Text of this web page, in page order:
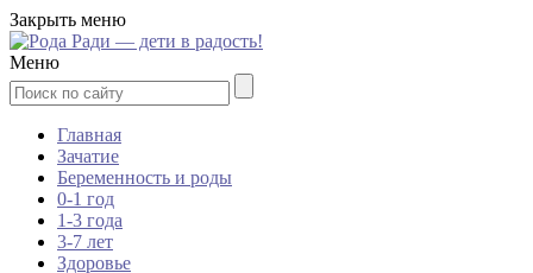
Закрыть меню
Меню
Главная
Зачатие
Беременность и роды
0-1 год
1-3 года
3-7 лет
Здоровье